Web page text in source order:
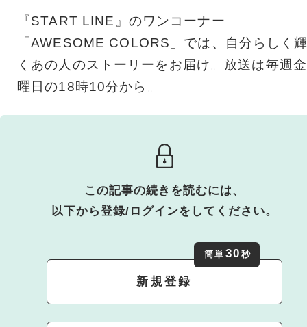
『START LINE』のワンコーナー
「AWESOME COLORS」では、自分らしく
くあの人のストーリーをお届け。放送は毎週金
曜日の18時10分から。
この記事の続きを読むには、
以下から登録/ログインをしてください。
新規登録
簡単 30 秒